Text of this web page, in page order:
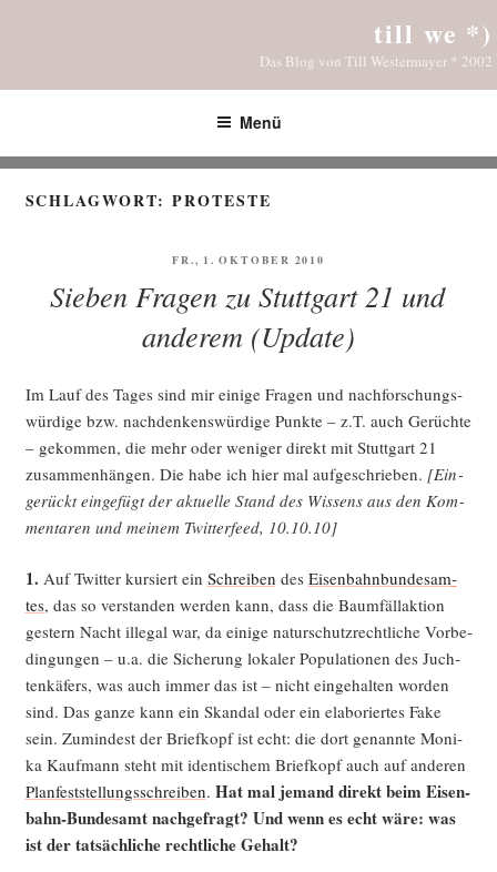
till we *)
Das Blog von Till Westermayer * 2002
Menü
SCHLAGWORT:PROTESTE
VERÖFFENTLICHT
FR., 1. OKTOBER 2010
Sieben Fragen zu Stuttgart 21 und
anderem (Update)
Im Lauf des Tages sind mir eini­ge Fra­gen und nach­for­schungs­
wür­di­ge bzw. nach­den­kens­wür­di­ge Punk­te – z.T. auch Gerüch­te
– gekom­men, die mehr oder weni­ger direkt mit Stutt­gart 21
zusam­men­hän­gen. Die habe ich hier mal auf­ge­schrie­ben. [Ein­
ge­rückt ein­ge­fügt der aktu­el­le Stand des Wis­sens aus den Kom­
men­ta­ren und mei­nem Twit­ter­feed, 10.10.10]
1. Auf Twit­ter kur­siert ein Schrei­ben des Eisen­bahn­bun­des­am­
tes, das so ver­stan­den wer­den kann, dass die Baum­fäll­ak­ti­on
ges­tern Nacht ille­gal war, da eini­ge natur­schutz­recht­li­che Vor­be­
din­gun­gen – u.a. die Siche­rung loka­ler Popu­la­tio­nen des Juch­
ten­kä­fers, was auch immer das ist – nicht ein­ge­hal­ten wor­den
sind. Das gan­ze kann ein Skan­dal oder ein ela­bo­rier­tes Fake
sein. Zumin­dest der Brief­kopf ist echt: die dort genann­te Moni­
ka Kauf­mann steht mit iden­ti­schem Brief­kopf auch auf ande­ren
Plan­fest­stel­lungs­schrei­ben. Hat mal jemand direkt beim Eisen­
bahn-Bun­des­amt nach­ge­fragt? Und wenn es echt wäre: was
ist der tat­säch­li­che recht­li­che Gehalt?